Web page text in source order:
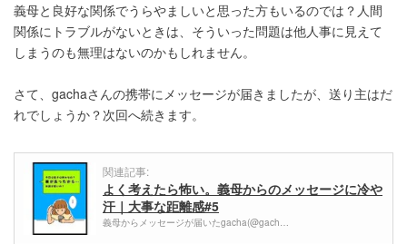
義母と良好な関係でうらやましいと思った方もいるのでは？人間
関係にトラブルがないときは、そういった問題は他人事に見えて
しまうのも無理はないのかもしれません。
さて、gachaさんの携帯にメッセージが届きましたが、送り主はだ
れでしょうか？次回へ続きます。
関連記事:
よく考えたら怖い。義母からのメッセージに冷や
汗｜大事な距離感#5
義母からメッセージが届いたgacha(@gach…